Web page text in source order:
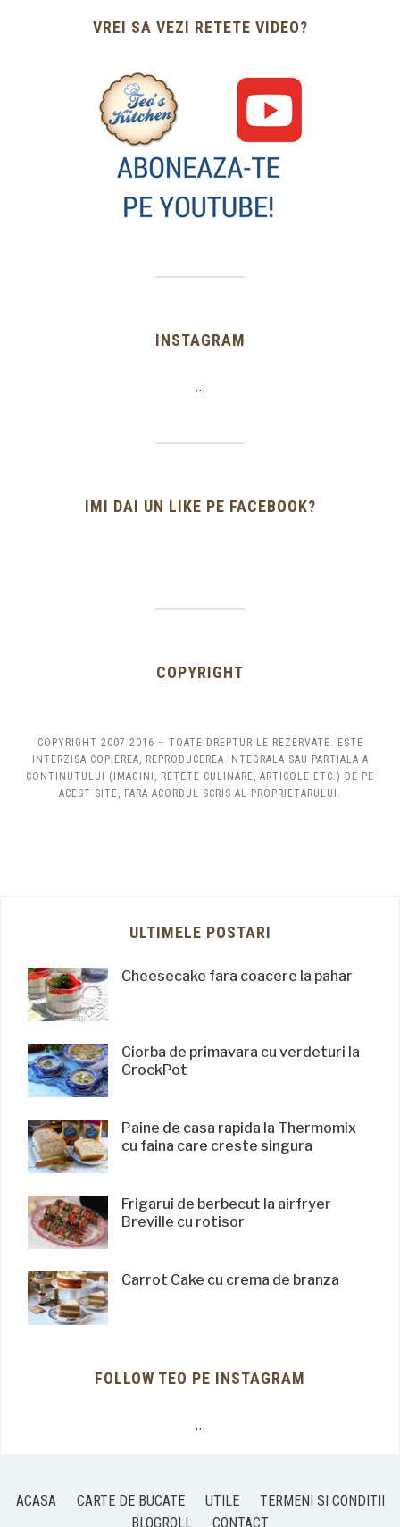
VREI SA VEZI RETETE VIDEO?
INSTAGRAM
…
IMI DAI UN LIKE PE FACEBOOK?
COPYRIGHT
COPYRIGHT 2007-2016 ~ TOATE DREPTURILE REZERVATE. ESTE
INTERZISA COPIEREA, REPRODUCEREA INTEGRALA SAU PARTIALA A
CONTINUTULUI (IMAGINI, RETETE CULINARE, ARTICOLE ETC.) DE PE
ACEST SITE, FARA ACORDUL SCRIS AL PROPRIETARULUI.
ULTIMELE POSTARI
Cheesecake fara coacere la pahar
Ciorba de primavara cu verdeturi la
CrockPot
Paine de casa rapida la Thermomix
cu faina care creste singura
Frigarui de berbecut la airfryer
Breville cu rotisor
Carrot Cake cu crema de branza
FOLLOW TEO PE INSTAGRAM
…
ACASA CARTE DE BUCATE UTILE
TERMENI SI CONDITII
BLOGROLL
CONTACT